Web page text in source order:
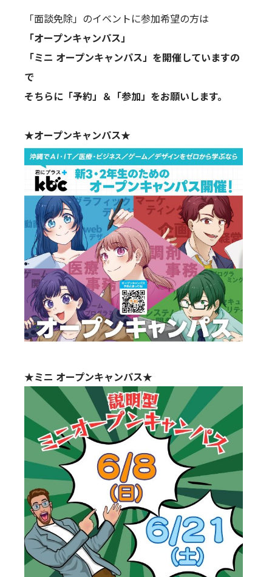
「面談免除」のイベントに参加希望の方は
「オープンキャンパス」
「ミニ オープンキャンパス」を開催していますの
で
そちらに「予約」＆「参加」をお願いします。
★オープンキャンパス★
★ミニ オープンキャンパス★